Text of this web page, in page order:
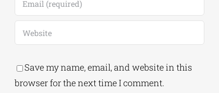
Save my name, email, and website in this
browser for the next time I comment.